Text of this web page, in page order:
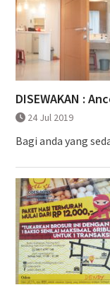
DISEWAKAN :
24 Jul 2019
Bagi anda yang